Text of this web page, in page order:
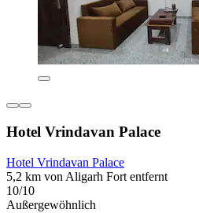
Hotel Vrindavan Palace
Hotel Vrindavan Palace
5,2 km von Aligarh Fort entfernt
10/10
Außergewöhnlich